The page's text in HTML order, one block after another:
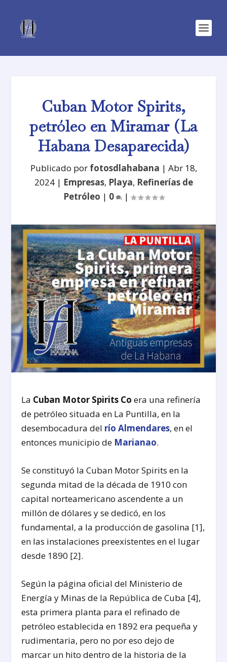
Cuban Motor Spirits,
petróleo en Miramar (La
Habana Desaparecida)
Publicado por fotosdlahabana | Abr 18,
2024| Empresas, Playa, Refinerías de
Petróleo | 0 |
La Cuban Motor Spirits Co era una refinería
de petróleo situada en La Puntilla, en la
desembocadura del río Almendares, en el
entonces municipio de Marianao.
Se constituyó la Cuban Motor Spirits en la
segunda mitad de la década de 1910 con
capital norteamericano ascendente a un
millón de dólares y se dedicó, en los
fundamental, a la producción de gasolina [1],
en las instalaciones preexistentes en el lugar
desde 1890 [2].
Según la página oficial del Ministerio de
Energía y Minas de la República de Cuba [4],
esta primera planta para el refinado de
petróleo establecida en 1892 era pequeña y
rudimentaria, pero no por eso dejo de
marcar un hito dentro de la historia de la